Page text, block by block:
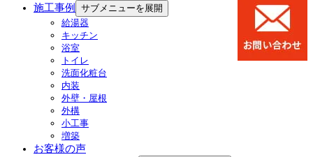
施工事例
サブメニューを展開
給湯器
キッチン
浴室
トイレ
洗面化粧台
内装
外壁・屋根
外構
小工事
増築
お客様の声